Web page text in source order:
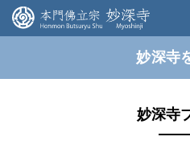
妙深寺
妙深寺